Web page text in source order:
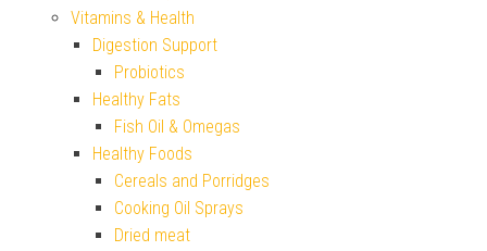
Vitamins & Health
Digestion Support
Probiotics
Healthy Fats
Fish Oil & Omegas
Healthy Foods
Cereals and Porridges
Cooking Oil Sprays
Dried meat